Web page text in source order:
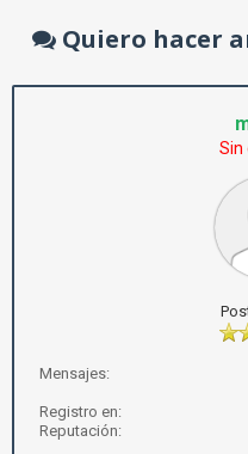
Quiero hacer
Sin
Mensajes:
Registro en:
Reputación: